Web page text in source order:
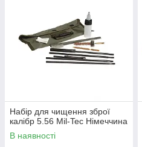
Набір для чищення зброї
калібр 5.56 Mil-Tec Німеччина
В наявності